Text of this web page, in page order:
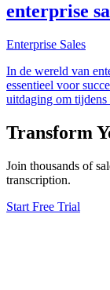
enterprise
Enterprise Sales
In de wereld van
essentieel voor
uitdaging om tijdens
Transform
Join thousands of
transcription.
Start Free Trial